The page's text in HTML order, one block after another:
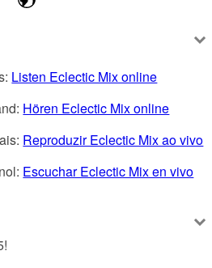
Listen Eclectic Mix online
Hören Eclectic Mix online
Reproduzir Eclectic Mix ao vivo
Escuchar Eclectic Mix en vivo